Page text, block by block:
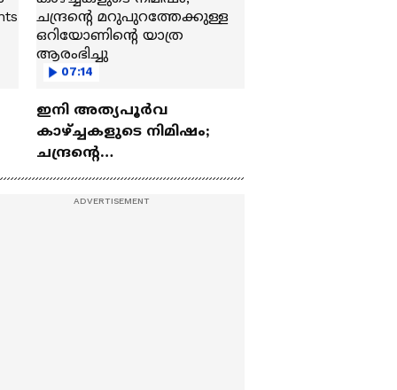
07:14
ഇനി അത്യപൂര്‍വ
കാഴ്ച്ചകളുടെ നിമിഷം;
ചന്ദ്രന്റെ